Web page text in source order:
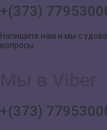
+(373)
Напишите нам и мы с
вопросы
+(373)